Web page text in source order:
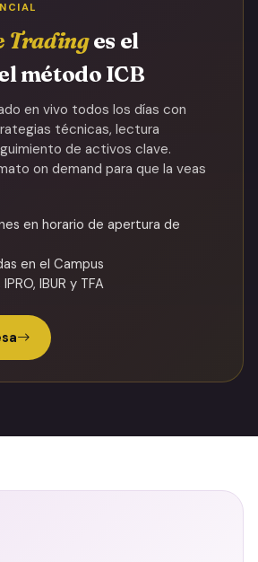
Tradinges el
método ICB
en vivo todos los días con
técnicas, lectura
de activos clave.
on demand para que la veas
en horario de apertura de
en el Campus
IBUR y TFA